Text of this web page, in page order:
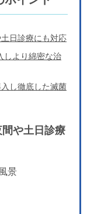
日診療にも対応
しより綿密な治
し徹底した滅菌
や土日診療